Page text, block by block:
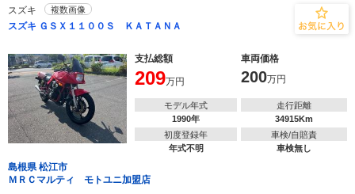
スズキ 複数画像
スズキ ＧＳＸ１１００Ｓ ＫＡＴＡＮＡ
支払総額 車両価格
209万円 200万円
モデル年式
1990年
走行距離
34915Km
初度登録年
年式不明
車検/自賠責
車検無し
島根県 松江市
ＭＲＣマルティ モトユニ加盟店